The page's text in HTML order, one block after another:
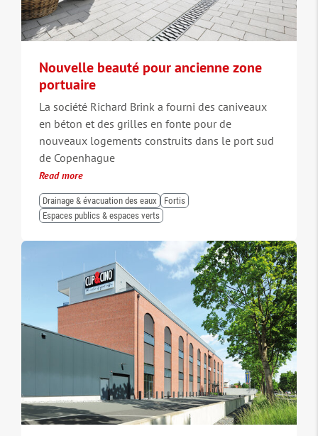
Nouvelle beauté pour ancienne zone
portuaire
La société Richard Brink a fourni des caniveaux
en béton et des grilles en fonte pour de
nouveaux logements construits dans le port sud
de Copenhague
Read more
Drainage & évacuation des eaux
Fortis
Espaces publics & espaces verts